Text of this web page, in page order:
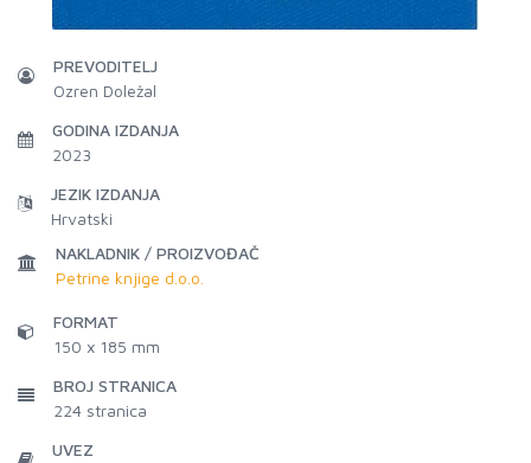
PREVODITELJ
Ozren Doležal
GODINA IZDANJA
2023
JEZIK IZDANJA
Hrvatski
NAKLADNIK / PROIZVOĐAČ
Petrine knjige d.o.o.
FORMAT
150 x 185 mm
BROJ STRANICA
224 stranica
UVEZ